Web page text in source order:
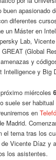
buen apasionado
diferentes
un Máster en
Lab,
(Global
y
Intelligence y Big
miércoles
suele ser habitual
en
Madrid.
el tema tras los
de Vicente Díaz y
los asistentes.